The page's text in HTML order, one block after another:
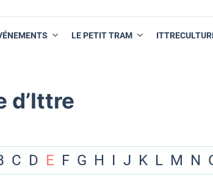
LE PETIT TRAM
d’Ittre
C D E F G H I J K L M N